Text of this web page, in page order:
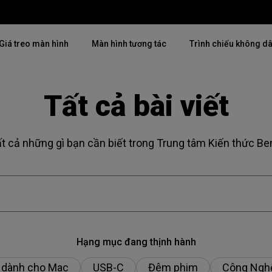
Thịnh hành
2D, Điều chỉnh vuông hình dọc
Có Android TV
Khám phá máy
mại
Lắp đặt chuyên
Có thể điều chỉnh độ cao
Giá treo màn hình Màn hình tương tác Trình chiếu không
Tất cả bài viết
cả những gì bạn cần biết trong Trung tâm Kiến thức
Hạng mục đang thịnh hành
cho Mac USB-C Đêm phim
Công